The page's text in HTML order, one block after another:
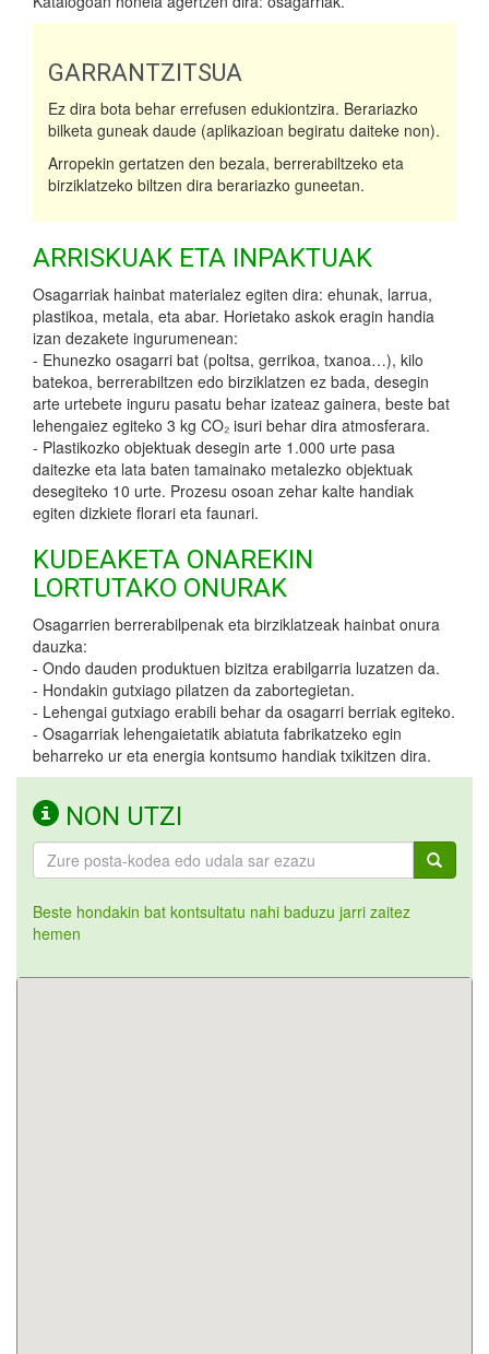
GARRANTZITSUA
Ez dira bota behar errefusen edukiontzira. Berariazko
bilketa guneak daude (aplikazioan begiratu daiteke non).
Arropekin gertatzen den bezala, berrerabiltzeko eta
birziklatzeko biltzen dira berariazko guneetan.
ARRISKUAK ETA INPAKTUAK
Osagarriak hainbat materialez egiten dira: ehunak, larrua,
plastikoa, metala, eta abar. Horietako askok eragin handia
izan dezakete ingurumenean:
- Ehunezko osagarri bat (poltsa, gerrikoa, txanoa…), kilo
batekoa, berrerabiltzen edo birziklatzen ez bada, desegin
arte urtebete inguru pasatu behar izateaz gainera, beste bat
lehengaiez egiteko 3 kg CO₂ isuri behar dira atmosferara.
- Plastikozko objektuak desegin arte 1.000 urte pasa
daitezke eta lata baten tamainako metalezko objektuak
desegiteko 10 urte. Prozesu osoan zehar kalte handiak
egiten dizkiete florari eta faunari.
KUDEAKETA ONAREKIN
LORTUTAKO ONURAK
Osagarrien berrerabilpenak eta birziklatzeak hainbat onura
dauzka:
- Ondo dauden produktuen bizitza erabilgarria luzatzen da.
- Hondakin gutxiago pilatzen da zabortegietan.
- Lehengai gutxiago erabili behar da osagarri berriak egiteko.
- Osagarriak lehengaietatik abiatuta fabrikatzeko egin
beharreko ur eta energia kontsumo handiak txikitzen dira.
NON UTZI
Beste hondakin bat kontsultatu nahi baduzu jarri zaitez
hemen